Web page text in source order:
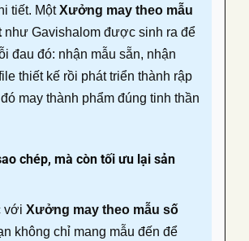
tiết. MộtXưởng may theo mẫu
như Gavishalom được sinh ra để
đau đó: nhận mẫu sẵn, nhận
thiết kế rồi phát triển thành rập
may thành phẩm đúng tinh thần
chép, mà còn tối ưu lại sản
với Xưởng may theo mẫu số
không chỉ mang mẫu đến để